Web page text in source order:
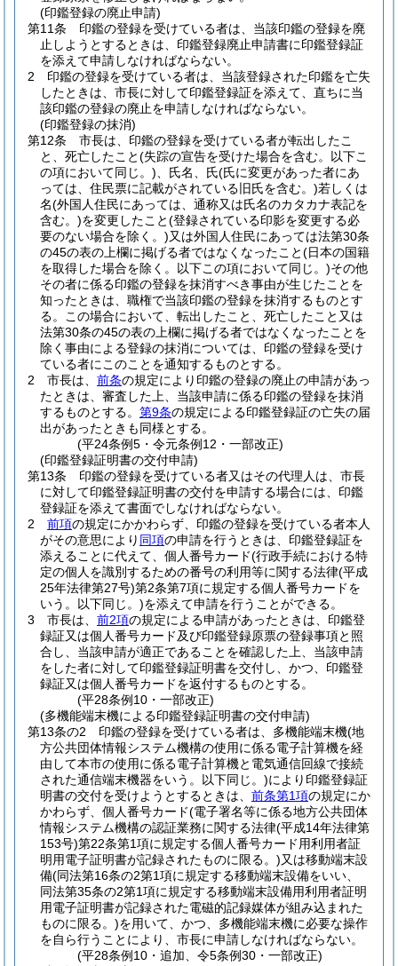
(印鑑登録の廃止申請)
第11条
印鑑の登録を受けている者は、当該印鑑の登録を廃
止しようとするときは、印鑑登録廃止申請書に印鑑登録証
を添えて申請しなければならない。
2
印鑑の登録を受けている者は、当該登録された印鑑を亡失
したときは、市長に対して印鑑登録証を添えて、直ちに当
該印鑑の登録の廃止を申請しなければならない。
(印鑑登録の抹消)
第12条
市長は、印鑑の登録を受けている者が転出したこ
と、死亡したこと(失踪の宣告を受けた場合を含む。以下こ
の項において同じ。) 、氏名、氏(氏に変更があった者にあ
っては、住民票に記載がされている旧氏を含む。)若しくは
名(外国人住民にあっては、通称又は氏名のカタカナ表記を
含む。)を変更したこと(登録されている印影を変更する必
要のない場合を除く。)又は外国人住民にあっては法第30条
の45の表の上欄に掲げる者ではなくなったこと(日本の国籍
を取得した場合を除く。以下この項において同じ。)その他
その者に係る印鑑の登録を抹消すべき事由が生じたことを
知ったときは、職権で当該印鑑の登録を抹消するものとす
る。
この場合において、転出したこと、死亡したこと又は
法第30条の45の表の上欄に掲げる者ではなくなったことを
除く事由による登録の抹消については、印鑑の登録を受け
ている者にこのことを通知するものとする。
2
市長は、 前条の規定により印鑑の登録の廃止の申請があっ
たときは、審査した上、当該申請に係る印鑑の登録を抹消
するものとする。 第9条の規定による印鑑登録証の亡失の届
出があったときも同様とする。
(平24条例5・令元条例12・一部改正)
(印鑑登録証明書の交付申請)
第13条
印鑑の登録を受けている者又はその代理人は、市長
に対して印鑑登録証明書の交付を申請する場合には、印鑑
登録証を添えて書面でしなければならない。
2
前項の規定にかかわらず、印鑑の登録を受けている者本人
がその意思により 同項の申請を行うときは、印鑑登録証を
添えることに代えて、個人番号カード(行政手続における特
定の個人を識別するための番号の利用等に関する法律(平成
25年法律第27号)第2条第7項に規定する個人番号カードを
いう。以下同じ。)を添えて申請を行うことができる。
3
市長は、 前2項の規定による申請があったときは、印鑑登
録証又は個人番号カード及び印鑑登録原票の登録事項と照
合し、当該申請が適正であることを確認した上、当該申請
をした者に対して印鑑登録証明書を交付し、かつ、印鑑登
録証又は個人番号カードを返付するものとする。
(平28条例10・一部改正)
(多機能端末機による印鑑登録証明書の交付申請)
第13条の2
印鑑の登録を受けている者は、多機能端末機(地
方公共団体情報システム機構の使用に係る電子計算機を経
由して本市の使用に係る電子計算機と電気通信回線で接続
された通信端末機器をいう。以下同じ。)により印鑑登録証
明書の交付を受けようとするときは、 前条第1項の規定にか
かわらず、個人番号カード(電子署名等に係る地方公共団体
情報システム機構の認証業務に関する法律(平成14年法律第
153号)第22条第1項に規定する個人番号カード用利用者証
明用電子証明書が記録されたものに限る。)又は移動端末設
備(同法第16条の2第1項に規定する移動端末設備をいい、
同法第35条の2第1項に規定する移動端末設備用利用者証明
用電子証明書が記録された電磁的記録媒体が組み込まれた
ものに限る。)を用いて、かつ、多機能端末機に必要な操作
を自ら行うことにより、市長に申請しなければならない。
(平28条例10・追加、令5条例30・一部改正)